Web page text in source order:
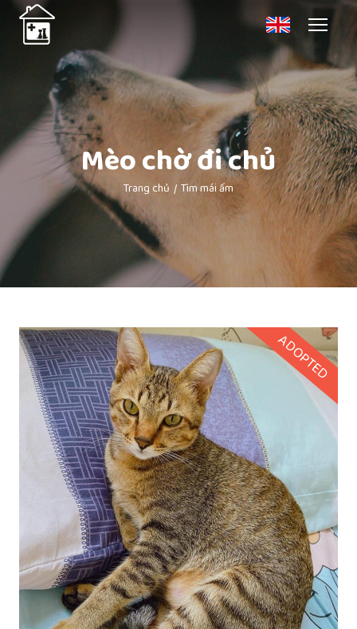
Mèo chờ đi chủ
Trang chủ Tìm mái ấm
ADOPTED